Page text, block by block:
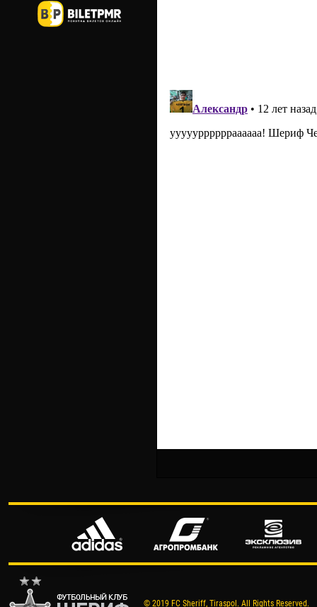
© 2019 FC Sheriff, Tiraspol. All Rights Reserved.